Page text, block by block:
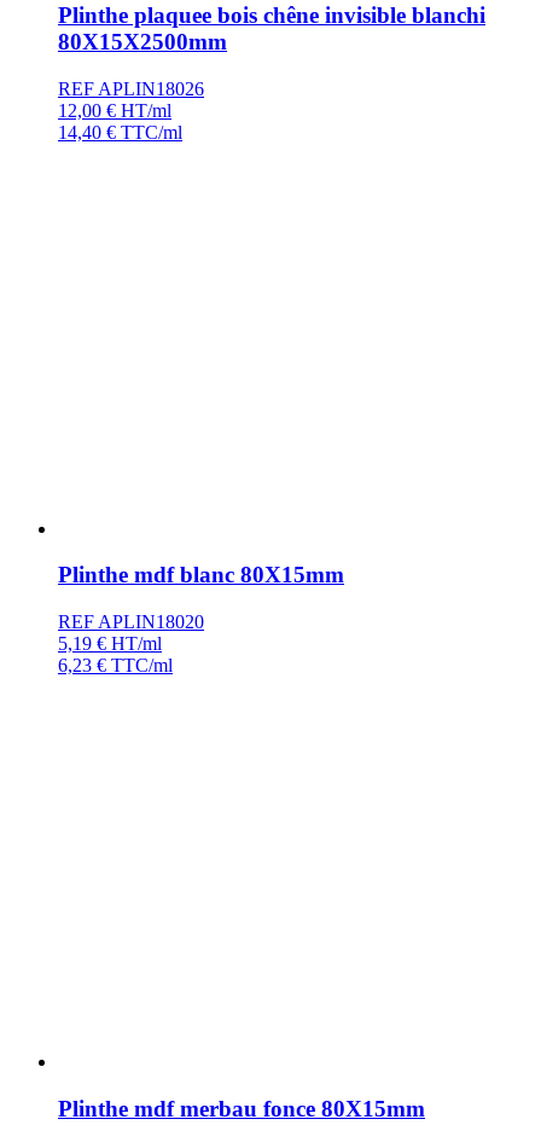
Plinthe plaquee bois chêne invisible blanchi
80X15X2500mm
REF APLIN18026
12,00 € HT/ml
14,40 € TTC/ml
Plinthe mdf blanc 80X15mm
REF APLIN18020
5,19 € HT/ml
6,23 € TTC/ml
Plinthe mdf merbau fonce 80X15mm